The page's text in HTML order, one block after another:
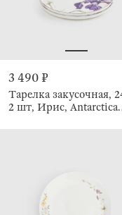
3 490 ₽
Тарелка закусочная,
2 шт, Ирис, Antarctica